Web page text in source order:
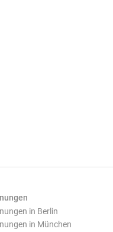
in Berlin
in München